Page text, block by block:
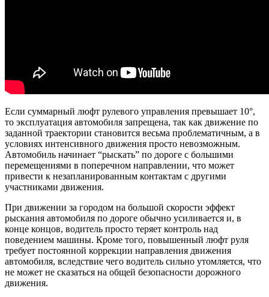
Если суммарный люфт рулевого управления превышает 10°,
то эксплуатация автомобиля запрещена, так как движение по
заданной траектории становится весьма проблематичным, а в
условиях интенсивного движения просто невозможным.
Автомобиль начинает “рыскать” по дороге с большими
перемещениями в поперечном направлении, что может
привести к незапланированным контактам с другими
участниками движения.
При движении за городом на большой скорости эффект
рыскания автомобиля по дороге обычно усиливается и, в
конце концов, водитель просто теряет контроль над
поведением машины. Кроме того, повышенный люфт руля
требует постоянной коррекции направления движения
автомобиля, вследствие чего водитель сильно утомляется, что
не может не сказаться на общей безопасности дорожного
движения.